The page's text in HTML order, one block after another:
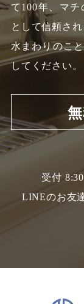
て100年、 マチ
として信頼さ
水まわりのこ
してください。
受付
LINEのお友